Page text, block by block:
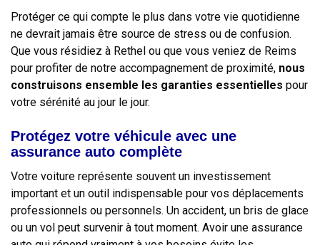
Protéger ce qui compte le plus dans votre vie quotidienne
ne devrait jamais être source de stress ou de confusion.
Que vous résidiez à Rethel ou que vous veniez de Reims
pour profiter de notre accompagnement de proximité, nous
construisons ensemble les garanties essentielles pour
votre sérénité au jour le jour.
Protégez votre véhicule avec une
assurance auto complète
Votre voiture représente souvent un investissement
important et un outil indispensable pour vos déplacements
professionnels ou personnels. Un accident, un bris de glace
ou un vol peut survenir à tout moment. Avoir une assurance